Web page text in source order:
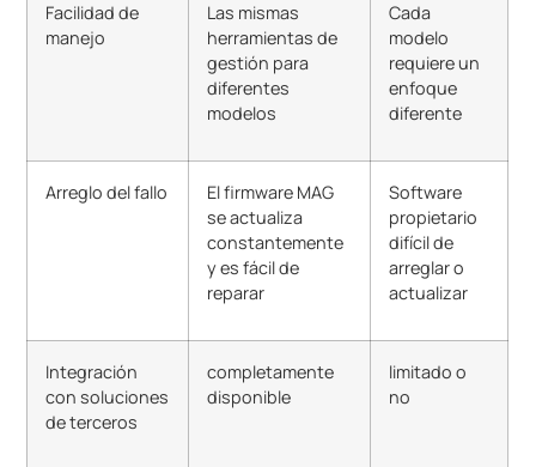
Facilidad de
manejo
Las mismas
herramientas de
gestión para
diferentes
modelos
Cada
modelo
requiere un
enfoque
diferente
Arreglo del fallo
El firmware MAG
se actualiza
constantemente
y es fácil de
reparar
Software
propietario
difícil de
arreglar o
actualizar
Integración
con soluciones
de terceros
completamente
disponible
limitado o
no